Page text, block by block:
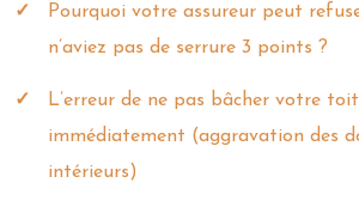
Pourquoi votre assureur peut
n’aviez pas de serrure 3 points ?
L’erreur de ne pas bâcher votre
immédiatement (aggravation des
intérieurs)